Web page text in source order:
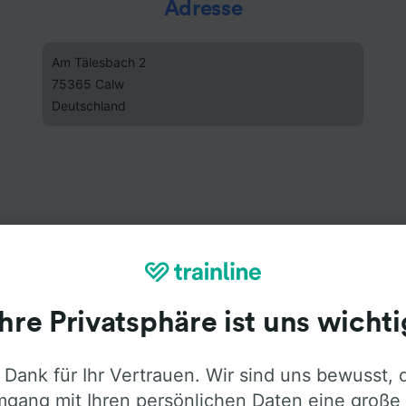
Adresse
Am Tälesbach 2
75365 Calw
Deutschland
Ihre Privatsphäre ist uns
für Ihr Vertrauen. Wir sind uns bewusst,
mit Ihren persönlichen Daten eine große